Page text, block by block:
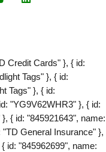
Credit Cards" }, { id:
Tags" }, { id:
Tags" }, { id:
"YG9V62WHR3" }, { id:
{ id: "845921643", name:
General Insurance" },
id: "845962699", name: